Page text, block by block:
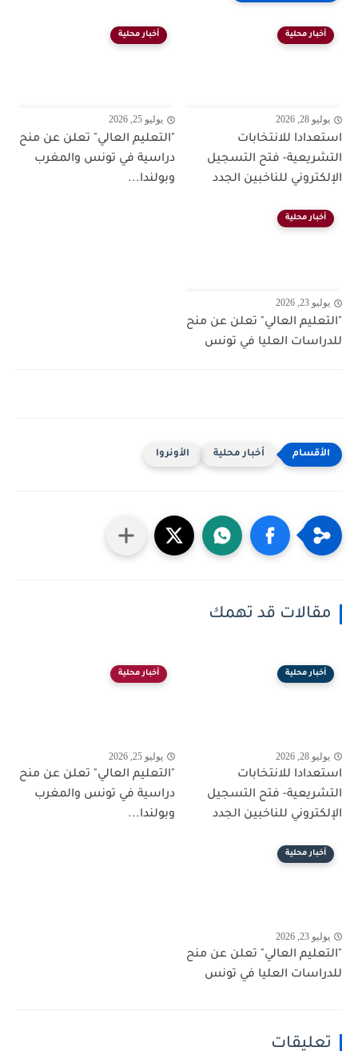
أخبار محلية
يوليو 28, 2026
استعدادا للانتخابات
التشريعية- فتح التسجيل
الإلكتروني للناخبين الجدد
أخبار محلية
يوليو 25, 2026
"التعليم العالي" تعلن عن منح
دراسية في تونس والمغرب
وبولندا...
أخبار محلية
يوليو 23, 2026
"التعليم العالي" تعلن عن منح
للدراسات العليا في تونس
أخبار محلية الأونروا
مقالات قد تهمك
أخبار محلية
يوليو 28, 2026
استعدادا للانتخابات
التشريعية- فتح التسجيل
الإلكتروني للناخبين الجدد
أخبار محلية
يوليو 25, 2026
"التعليم العالي" تعلن عن منح
دراسية في تونس والمغرب
وبولندا...
أخبار محلية
يوليو 23, 2026
"التعليم العالي" تعلن عن منح
للدراسات العليا في تونس
تعليقات